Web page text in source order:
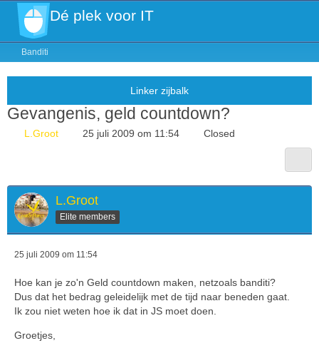
Dé plek voor IT
Banditi
Gevangenis, geld countdown?
L.Groot 25 juli 2009 om 11:54 Closed
L.Groot
Elite members
25 juli 2009 om 11:54
Hoe kan je zo'n Geld countdown maken, netzoals banditi?
Dus dat het bedrag geleidelijk met de tijd naar beneden gaat.
Ik zou niet weten hoe ik dat in JS moet doen.
Groetjes,